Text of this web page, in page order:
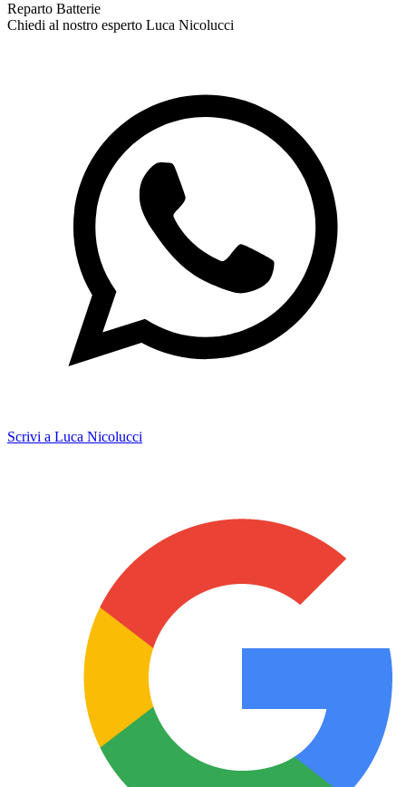
Reparto Batterie
Chiedi al nostro esperto Luca Nicolucci
Scrivi a Luca Nicolucci